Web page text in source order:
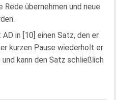
übernehmen und neue
in [10] einen Satz, den er
kurzen Pause wiederholt er
kann den Satz schließlich